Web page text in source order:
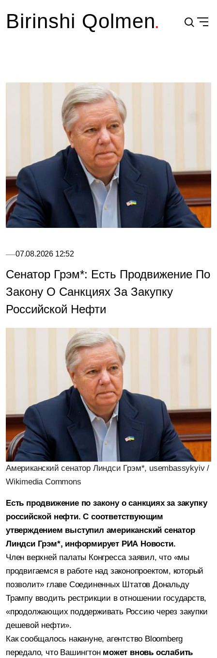
Birinshi Qolmen
07.08.2026 12:52
Сенатор Грэм*: Есть Продвижение По
Закону О Санкциях За Закупку
Российской Нефти
Американский сенатор Линдси Грэм*, usembassykyiv /
Wikimedia Commons
Есть продвижение по закону о санкциях за закупку
российской нефти. С соответствующим
утверждением выступил американский сенатор
Линдси Грэм*, информирует РИА Новости.
Член верхней палаты Конгресса заявил, что «мы
продвигаемся в работе над законопроектом, который
позволит» главе Соединенных Штатов Дональду
Трампу вводить рестрикции в отношении государств,
«продолжающих поддерживать Россию через закупки
дешевой нефти».
Как сообщалось накануне, агентство Bloomberg
передало, что Вашингтон может вновь ослабить